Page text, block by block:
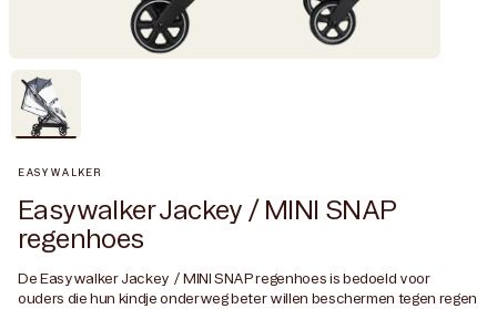
EASYWALKER
Easywalker Jackey / MINI SNAP
regenhoes
De Easywalker Jackey / MINI SNAP regenhoes is bedoeld voor
ouders die hun kindje onderweg beter willen beschermen tegen regen